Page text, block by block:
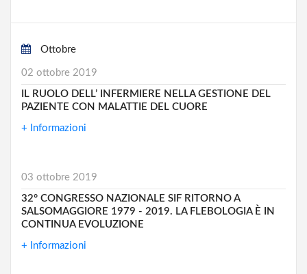
Ottobre
02 ottobre 2019
IL RUOLO DELL’ INFERMIERE NELLA GESTIONE DEL
PAZIENTE CON MALATTIE DEL CUORE
+ Informazioni
03 ottobre 2019
32° CONGRESSO NAZIONALE SIF RITORNO A
SALSOMAGGIORE 1979 - 2019. LA FLEBOLOGIA È IN
CONTINUA EVOLUZIONE
+ Informazioni